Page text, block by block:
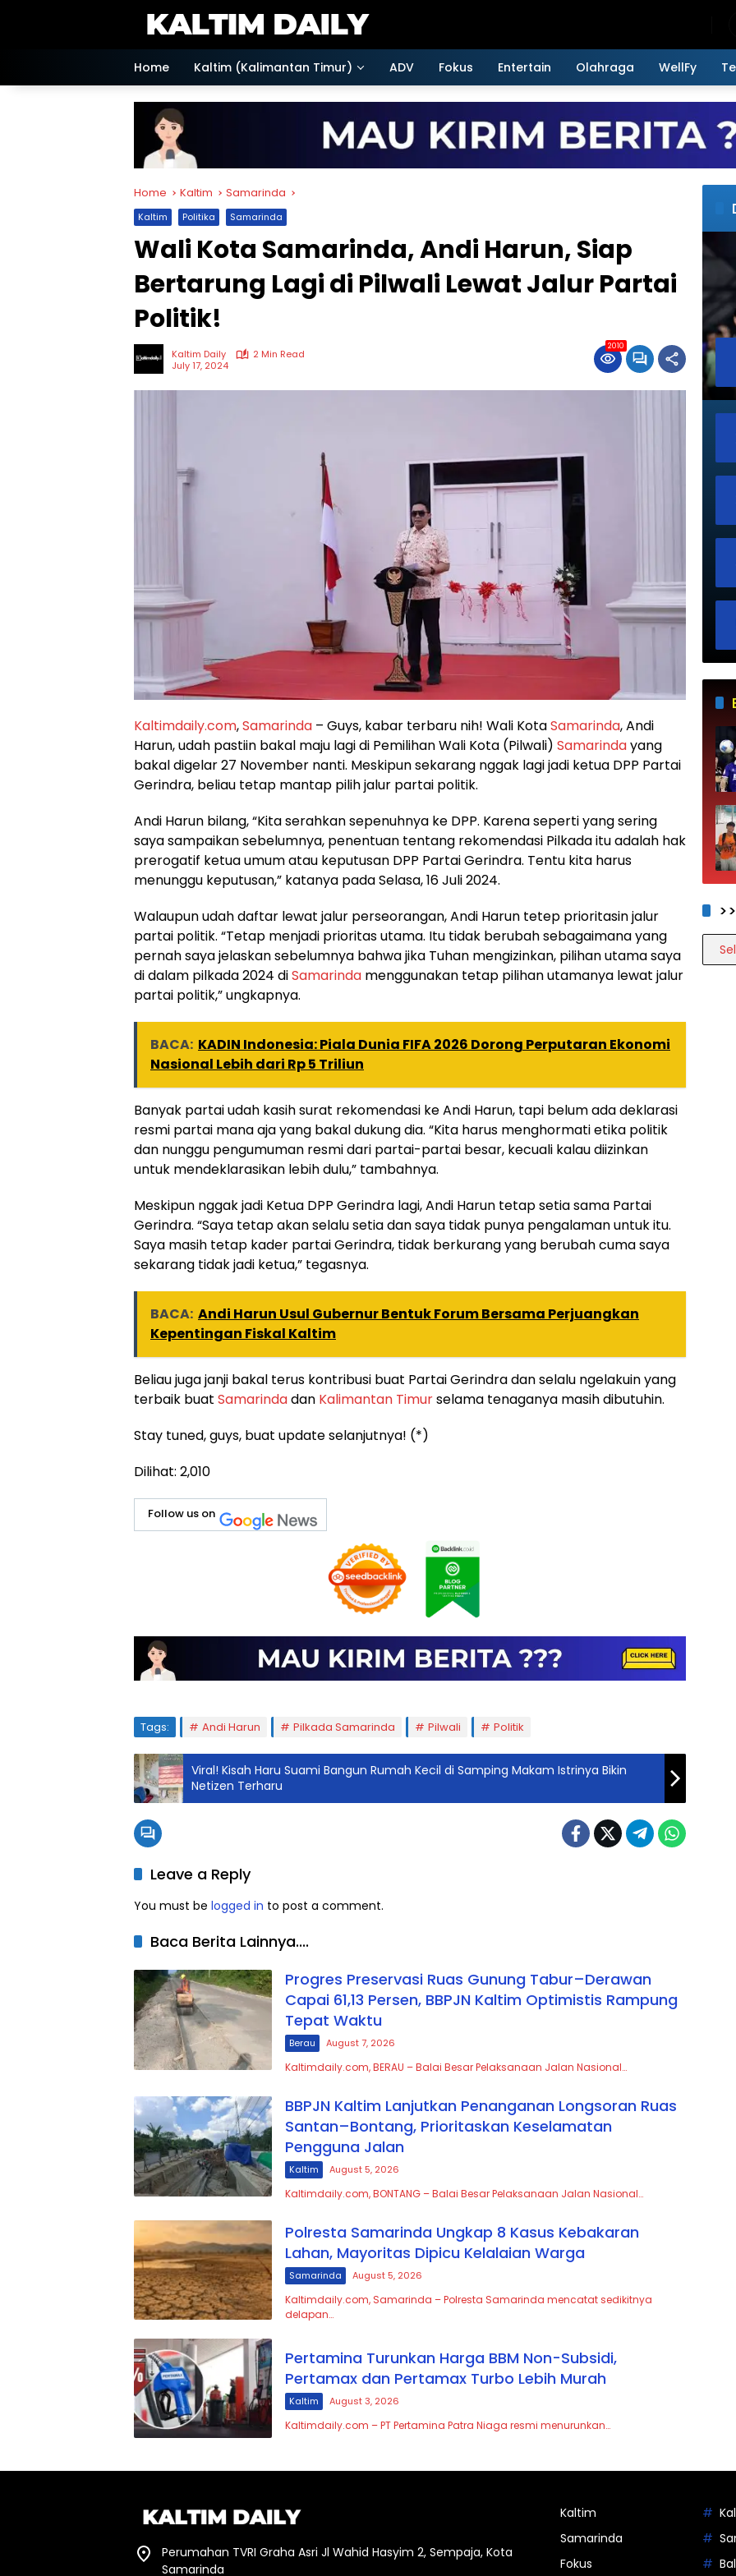
Home Kaltim (Kalimantan Timur) ADV Fokus Entertain Olahraga WellFy
Home Kaltim Samarinda
Kaltim Politika Samarinda
Wali Kota Samarinda, Andi Harun, Siap
Bertarung Lagi di Pilwali Lewat Jalur Partai
Politik!
Kaltim Daily
2 Min Read
July 17, 2024
2010
Kaltimdaily.com,Samarinda – Guys, kabar terbaru nih! Wali KotaSamarinda, Andi
Harun, udah pastiin bakal maju lagi di Pemilihan Wali Kota (Pilwali) Samarindayang
bakal digelar 27 November nanti. Meskipun sekarang nggak lagi jadi ketua DPP Partai
Gerindra, beliau tetap mantap pilih jalur partai politik.
Andi Harun bilang, “Kita serahkan sepenuhnya ke DPP. Karena seperti yang sering
saya sampaikan sebelumnya, penentuan tentang rekomendasi Pilkada itu adalah hak
prerogatif ketua umum atau keputusan DPP Partai Gerindra. Tentu kita harus
menunggu keputusan,” katanya pada Selasa, 16 Juli 2024.
Walaupun udah daftar lewat jalur perseorangan, Andi Harun tetep prioritasin jalur
partai politik. “Tetap menjadi prioritas utama. Itu tidak berubah sebagaimana yang
pernah saya jelaskan sebelumnya bahwa jika Tuhan mengizinkan, pilihan utama saya
di dalam pilkada 2024 diSamarinda menggunakan tetap pilihan utamanya lewat jalur
partai politik,” ungkapnya.
BACA: KADIN Indonesia: Piala Dunia FIFA 2026 Dorong Perputaran Ekonomi
Nasional Lebih dari Rp 5 Triliun
Banyak partai udah kasih surat rekomendasi ke Andi Harun, tapi belum ada deklarasi
resmi partai mana aja yang bakal dukung dia. “Kita harus menghormati etika politik
dan nunggu pengumuman resmi dari partai-partai besar, kecuali kalau diizinkan
untuk mendeklarasikan lebih dulu,” tambahnya.
Meskipun nggak jadi Ketua DPP Gerindra lagi, Andi Harun tetap setia sama Partai
Gerindra. “Saya tetap akan selalu setia dan saya tidak punya pengalaman untuk itu.
Saya masih tetap kader partai Gerindra, tidak berkurang yang berubah cuma saya
sekarang tidak jadi ketua,” tegasnya.
BACA: Andi Harun Usul Gubernur Bentuk Forum Bersama Perjuangkan
Kepentingan Fiskal Kaltim
Beliau juga janji bakal terus kontribusi buat Partai Gerindra dan selalu ngelakuin yang
terbaik buat Samarindadan Kalimantan Timurselama tenaganya masih dibutuhin.
Stay tuned, guys, buat update selanjutnya! (*)
Dilihat: 2,010
Follow us on
Tags: Andi Harun Pilkada Samarinda Pilwali Politik
Viral! Kisah Haru Suami Bangun Rumah Kecil di Samping Makam Istrinya Bikin
Netizen Terharu
Leave a Reply
You must be logged in to post a comment.
Baca Berita Lainnya....
Progres Preservasi Ruas Gunung Tabur–Derawan
Capai 61,13 Persen, BBPJN Kaltim Optimistis Rampung
Tepat Waktu
Berau August 7, 2026
Kaltimdaily.com, BERAU – Balai Besar Pelaksanaan Jalan Nasional…
BBPJN Kaltim Lanjutkan Penanganan Longsoran Ruas
Santan–Bontang, Prioritaskan Keselamatan
Pengguna Jalan
Kaltim August 5, 2026
Kaltimdaily.com, BONTANG – Balai Besar Pelaksanaan Jalan Nasional…
Polresta Samarinda Ungkap 8 Kasus Kebakaran
Lahan, Mayoritas Dipicu Kelalaian Warga
Samarinda August 5, 2026
Kaltimdaily.com, Samarinda – Polresta Samarinda mencatat sedikitnya
delapan…
Pertamina Turunkan Harga BBM Non-Subsidi,
Pertamax dan Pertamax Turbo Lebih Murah
Kaltim August 3, 2026
Kaltimdaily.com – PT Pertamina Patra Niaga resmi menurunkan…
>>>>
Perumahan TVRI Graha Asri Jl Wahid Hasyim 2, Sempaja, Kota
Samarinda
Kaltim
Samarinda
Fokus